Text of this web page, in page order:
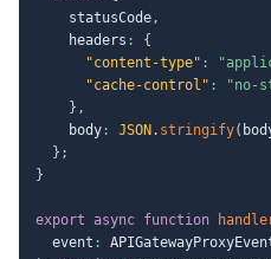
    statusCode
,
    headers
:
{
"content-type" :
"cache-control" : "no-
} ,
    body
: JSON . stringify(
} ;
}
export async function
  event
: